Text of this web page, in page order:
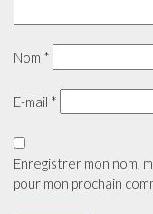
Nom *
E-mail *
Enregistrer mon nom,
pour mon prochain